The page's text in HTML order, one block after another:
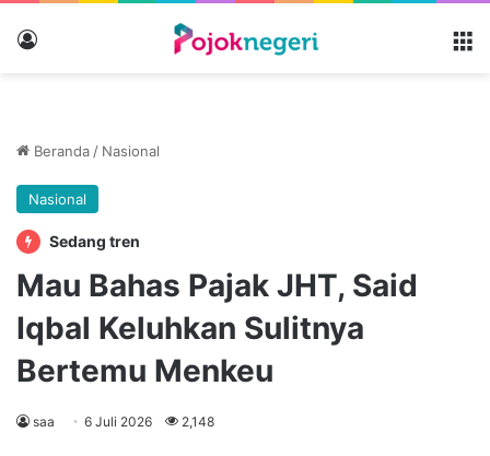
Beranda / Nasional
Nasional
Sedang tren
Mau Bahas Pajak JHT, Said
Iqbal Keluhkan Sulitnya
Bertemu Menkeu
saa 6 Juli 2026 2,148